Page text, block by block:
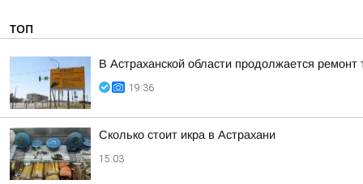
ТОП
В Астраханской области продолжается
19:36
Сколько стоит икра в Астрахани
15:03